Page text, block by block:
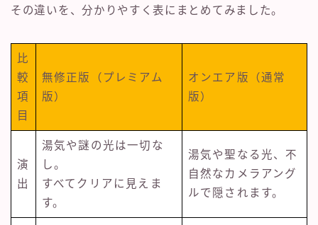
その違いを、分かりやすく表にまとめてみました。
比
較
項
目
無修正版（プレミアム
版）
オンエア版（通常
版）
演
出
湯気や謎の光は一切な
し。
すべてクリアに見えま
す。
湯気や聖なる光、不
自然なカメラアング
ルで隠されます。